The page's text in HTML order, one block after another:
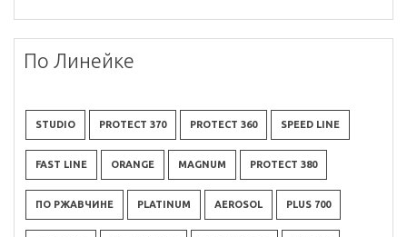
По Линейке
STUDIO PROTECT 370 PROTECT 360 SPEED LINE
FAST LINE ORANGE MAGNUM PROTECT 380
ПО РЖАВЧИНЕ PLATINUM AEROSOL PLUS 700